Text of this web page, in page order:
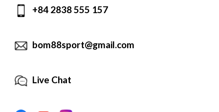
+84 2838 555 157
bom88sport@gmail.com
Live Chat